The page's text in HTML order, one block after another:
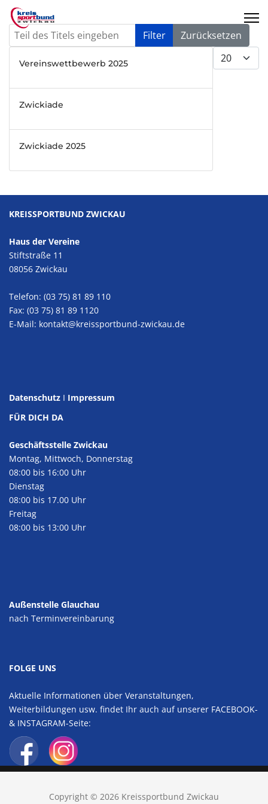
Teil des Titels eingeben Filter Zurücksetzen
Anzeige #
Vereinswettbewerb 2025
Zwickiade
Zwickiade 2025
KREISSPORTBUND ZWICKAU
Haus der Vereine
Stiftstraße 11
08056 Zwickau
Telefon: (03 75) 81 89 110
Fax: (03 75) 81 89 1120
E-Mail: kontakt@kreissportbund-zwickau.de
Datenschutz I Impressum
FÜR DICH DA
Geschäftsstelle Zwickau
Montag, Mittwoch, Donnerstag
08:00 bis 16:00 Uhr
Dienstag
08:00 bis 17.00 Uhr
Freitag
08:00 bis 13:00 Uhr
Außenstelle Glauchau
nach Terminvereinbarung
FOLGE UNS
Aktuelle Informationen über Veranstaltungen,
Weiterbildungen usw. findet Ihr auch auf unserer FACEBOOK-
& INSTAGRAM-Seite:
Copyright © 2026 Kreissportbund Zwickau